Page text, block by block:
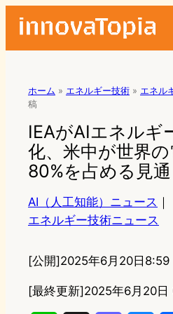
ホーム » エネルギー技術 » エネル
稿
IEAがAIエネルギ
化、米中が世界
80%を占める見通
AI（人工知能）ニュース ｜
エネルギー技術ニュース
[公開]2025年6月20日8:59
[最終更新]2025年6月20日